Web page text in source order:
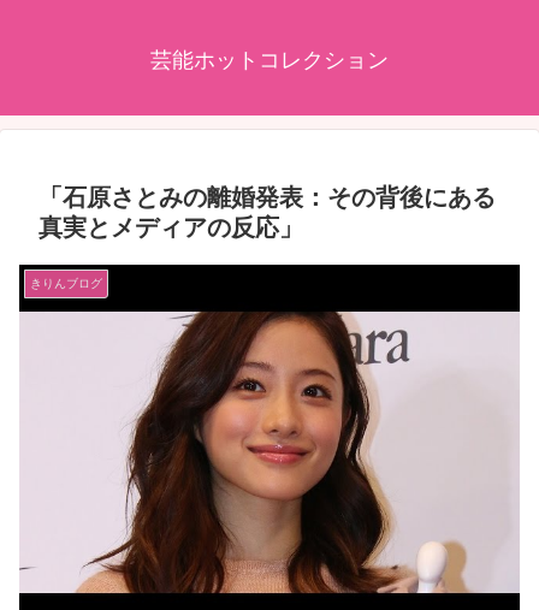
芸能ホットコレクション
「石原さとみの離婚発表：その背後にある
真実とメディアの反応」
きりんブログ